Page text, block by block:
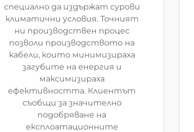
специално да издържат сурови
климатични условия. Точният
ни производствен процес
позволи производството на
кабели, които минимизираха
загубите на енергия и
максимизираха
ефективността. Клиентът
съобщи за значително
подобряване на
експлоатационните